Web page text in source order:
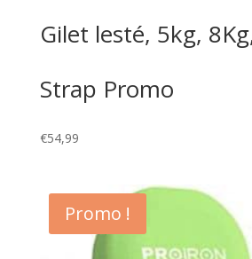
Gilet lesté, 5kg,
Strap Promo
€54,99
Promo !